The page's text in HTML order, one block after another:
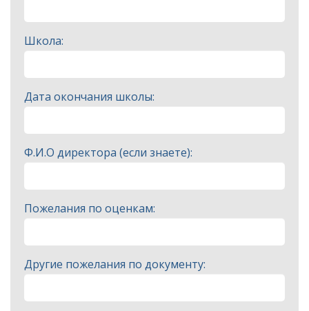
Школа:
Дата окончания школы:
Ф.И.О директора (если знаете):
Пожелания по оценкам:
Другие пожелания по документу: